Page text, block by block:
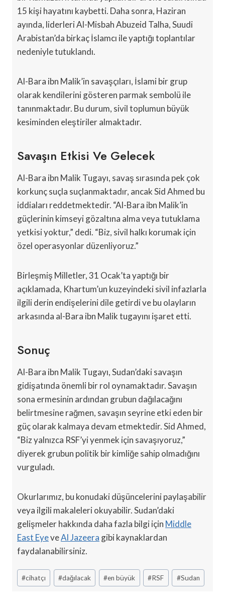
15 kişi hayatını kaybetti. Daha sonra, Haziran
ayında, liderleri Al-Misbah Abuzeid Talha, Suudi
Arabistan’da birkaç İslamcı ile yaptığı toplantılar
nedeniyle tutuklandı.
Al-Bara ibn Malik’in savaşçıları, İslami bir grup
olarak kendilerini gösteren parmak sembolü ile
tanınmaktadır. Bu durum, sivil toplumun büyük
kesiminden eleştiriler almaktadır.
Savaşın Etkisi Ve Gelecek
Al-Bara ibn Malik Tugayı, savaş sırasında pek çok
korkunç suçla suçlanmaktadır, ancak Sid Ahmed bu
iddiaları reddetmektedir. “Al-Bara ibn Malik’in
güçlerinin kimseyi gözaltına alma veya tutuklama
yetkisi yoktur,” dedi. “Biz, sivil halkı korumak için
özel operasyonlar düzenliyoruz.”
Birleşmiş Milletler, 31 Ocak’ta yaptığı bir
açıklamada, Khartum’un kuzeyindeki sivil infazlarla
ilgili derin endişelerini dile getirdi ve bu olayların
arkasında al-Bara ibn Malik tugayını işaret etti.
Sonuç
Al-Bara ibn Malik Tugayı, Sudan’daki savaşın
gidişatında önemli bir rol oynamaktadır. Savaşın
sona ermesinin ardından grubun dağılacağını
belirtmesine rağmen, savaşın seyrine etki eden bir
güç olarak kalmaya devam etmektedir. Sid Ahmed,
“Biz yalnızca RSF’yi yenmek için savaşıyoruz,”
diyerek grubun politik bir kimliğe sahip olmadığını
vurguladı.
Okurlarımız, bu konudaki düşüncelerini paylaşabilir
veya ilgili makaleleri okuyabilir. Sudan’daki
gelişmeler hakkında daha fazla bilgi için Middle
East EyeveAl Jazeera gibi kaynaklardan
faydalanabilirsiniz.
Post
Tags:
#cihatçı #dağılacak #en büyük #RSF #Sudan